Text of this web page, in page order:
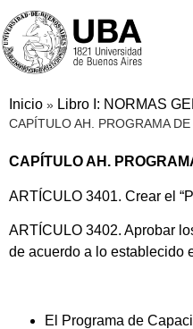
Inicio » Libro I: NORMAS
CAPÍTULO AH. PROGRAMA
CAPÍTULO AH.
ARTÍCULO 3401. Crear el
ARTÍCULO 3402. Aprobar
de acuerdo a lo establecido
El Programa de